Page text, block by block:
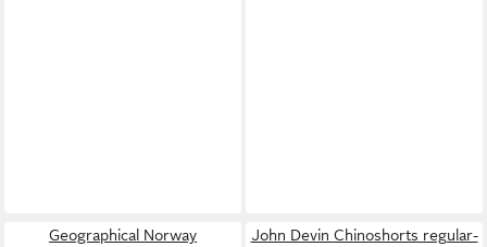
Geographical Norway
John Devin Chinoshorts regular-